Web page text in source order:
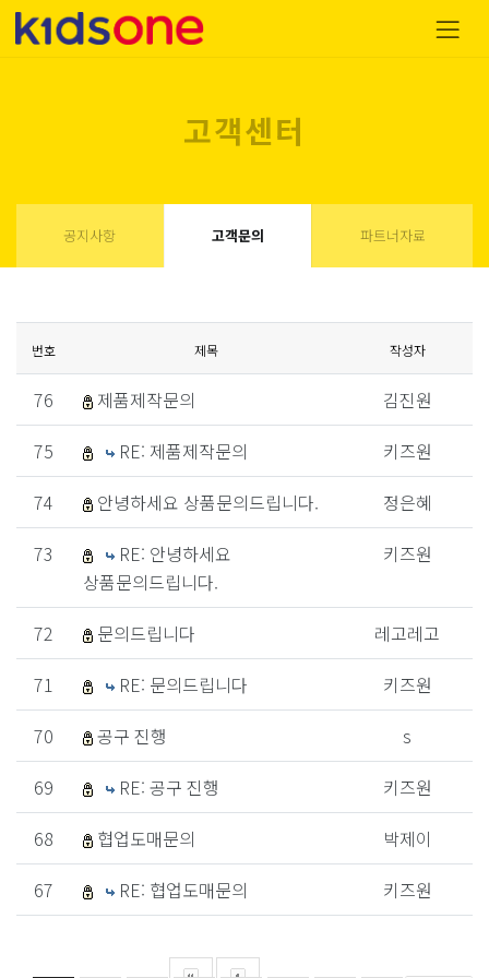
고객센터
공지사항 고객문의 파트너자료
번호 제목 작성자
76 제품제작문의
김진원
75
RE: 제품제작문의
키즈원
74
안녕하세요 상품문의드립니다.
정은혜
73
RE: 안녕하세요
상품문의드립니다.
키즈원
72 문의드립니다
레고레고
71
RE: 문의드립니다
키즈원
70
공구 진행
s
69
RE: 공구 진행
키즈원
68
협업도매문의
박제이
67
RE: 협업도매문의 키즈원